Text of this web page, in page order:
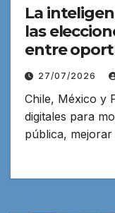
La
las
entre
riesgos
27/07/2026
Chile, México y
digitales para
pública,